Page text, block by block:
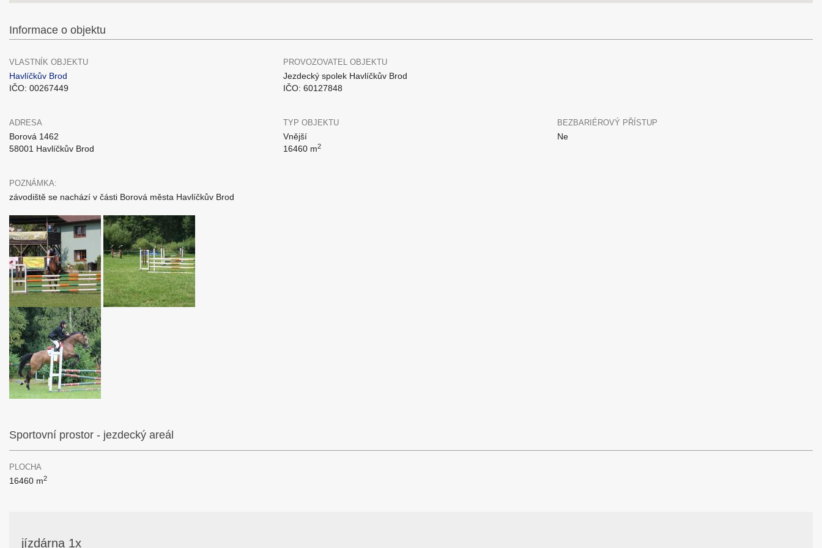
Informace o objektu
VLASTNÍK OBJEKTU
Havlíčkův Brod
IČO: 00267449
PROVOZOVATEL OBJEKTU
Jezdecký spolek Havlíčkův Brod
IČO: 60127848
ADRESA
Borová 1462
58001 Havlíčkův Brod
TYP OBJEKTU
Vnější
16460 m2
BEZBARIÉROVÝ PŘÍSTUP
Ne
POZNÁMKA:
závodiště se nachází v části Borová města Havlíčkův Brod
Sportovní prostor - jezdecký areál
PLOCHA
16460 m2
jízdárna 1x